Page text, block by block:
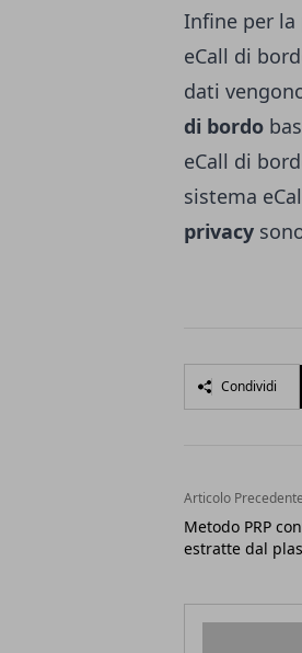
Infine per la
eCall di
dati
di bordo
eCall di
sistema
privacy
Condividi
Articolo Precedente
Metodo PRP
estratte dal